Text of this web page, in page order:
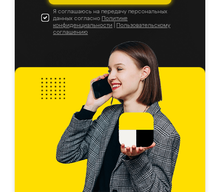
Я соглашаюсь на передачу персональных
данных согласно Политике
конфиденциальности
Пользовательскому
соглашению